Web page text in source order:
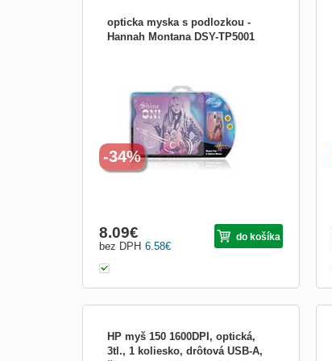
opticka myska s podlozkou -
Hannah Montana DSY-TP5001
6.58€
bez DPH
8.09€ do košíka
-34%
HP myš 150 1600DPI, optická,
3tl., 1 koliesko, drôtová USB-A,